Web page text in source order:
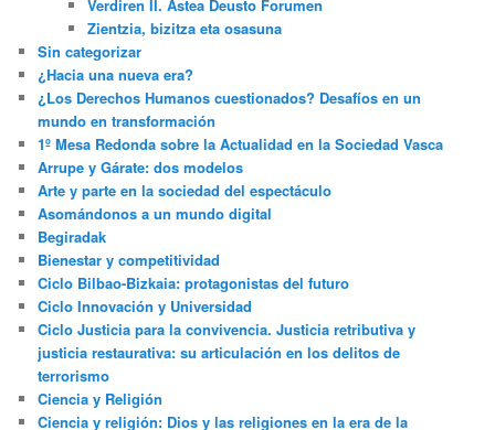
Verdiren II. Astea Deusto Forumen
Zientzia, bizitza eta osasuna
Sin categorizar
¿Hacia una nueva era?
¿Los Derechos Humanos cuestionados? Desafíos en un
mundo en transformación
1º Mesa Redonda sobre la Actualidad en la Sociedad Vasca
Arrupe y Gárate: dos modelos
Arte y parte en la sociedad del espectáculo
Asomándonos a un mundo digital
Begiradak
Bienestar y competitividad
Ciclo Bilbao-Bizkaia: protagonistas del futuro
Ciclo Innovación y Universidad
Ciclo Justicia para la convivencia. Justicia retributiva y
justicia restaurativa: su articulación en los delitos de
terrorismo
Ciencia y Religión
Ciencia y religión: Dios y las religiones en la era de la